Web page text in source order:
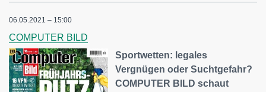
06.05.2021 – 15:00
COMPUTER BILD
Sportwetten: legales
Vergnügen oder Suchtgefahr?
COMPUTER BILD schaut